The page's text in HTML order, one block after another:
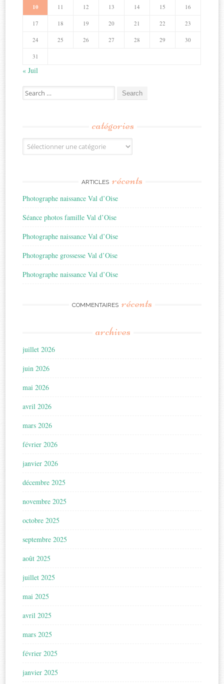
10 11 12 13 14 15 16
17 18 19 20 21 22 23
24 25 26 27 28 29 30
31
« Juil
Search
for:
catégories
Catégories
ARTICLES récents
Photographe naissance Val d’Oise
Séance photos famille Val d’Oise
Photographe naissance Val d’Oise
Photographe grossesse Val d’Oise
Photographe naissance Val d’Oise
COMMENTAIRES récents
archives
juillet 2026
juin 2026
mai 2026
avril 2026
mars 2026
février 2026
janvier 2026
décembre 2025
novembre 2025
octobre 2025
septembre 2025
août 2025
juillet 2025
mai 2025
avril 2025
mars 2025
février 2025
janvier 2025